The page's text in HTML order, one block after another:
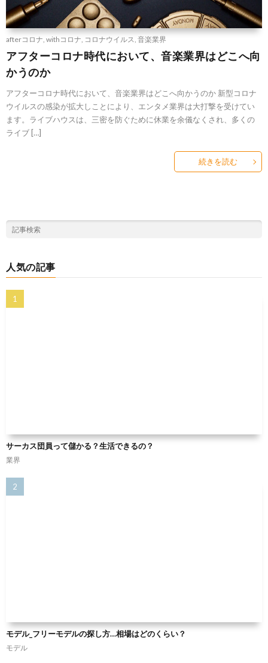
afterコロナ, withコロナ, コロナウイルス, 音楽業界
アフターコロナ時代において、音楽業界はどこへ向
かうのか
アフターコロナ時代において、音楽業界はどこへ向かうのか 新型コロナ
ウイルスの感染が拡大しことにより、エンタメ業界は大打撃を受けてい
ます。ライブハウスは、三密を防ぐために休業を余儀なくされ、多くの
ライブ […]
続きを読む
人気の記事
サーカス団員って儲かる？生活できるの？
業界
モデル_フリーモデルの探し方…相場はどのくらい？
モデル